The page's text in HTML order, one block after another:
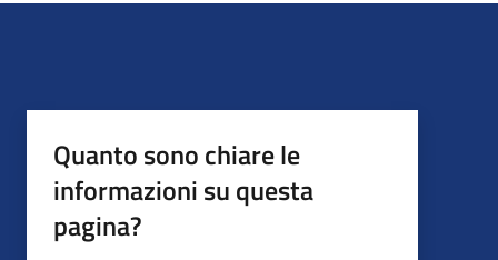
Quanto sono chiare le
informazioni su questa
pagina?